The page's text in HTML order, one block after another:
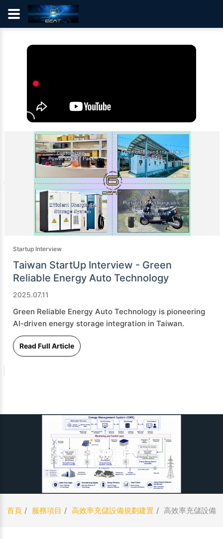
Startup Interview
Taiwan StartUp Interview - Green
Reliable Energy Auto Technology
2025.07.11
Green Reliable Energy Auto Technology is pioneering
AI-driven energy storage integration in Taiwan.
Read Full Article
服務項目
首頁 服務項目 高效率充儲設備規劃建置 高效率充儲設備